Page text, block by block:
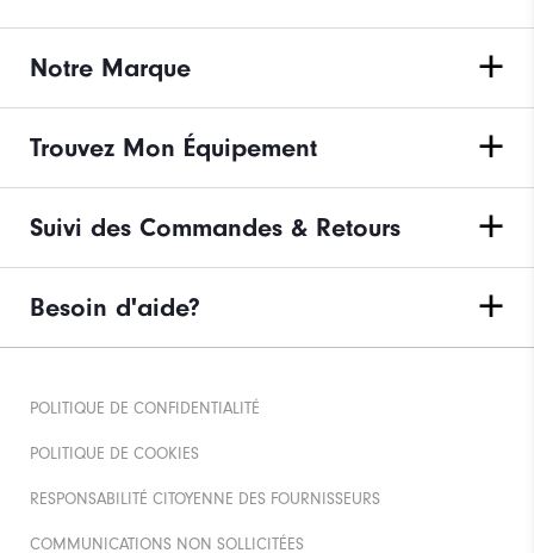
Notre Marque
Trouvez Mon Équipement
Suivi des Commandes & Retours
Besoin d'aide?
POLITIQUE DE CONFIDENTIALITÉ
POLITIQUE DE COOKIES
RESPONSABILITÉ CITOYENNE DES FOURNISSEURS
COMMUNICATIONS NON SOLLICITÉES